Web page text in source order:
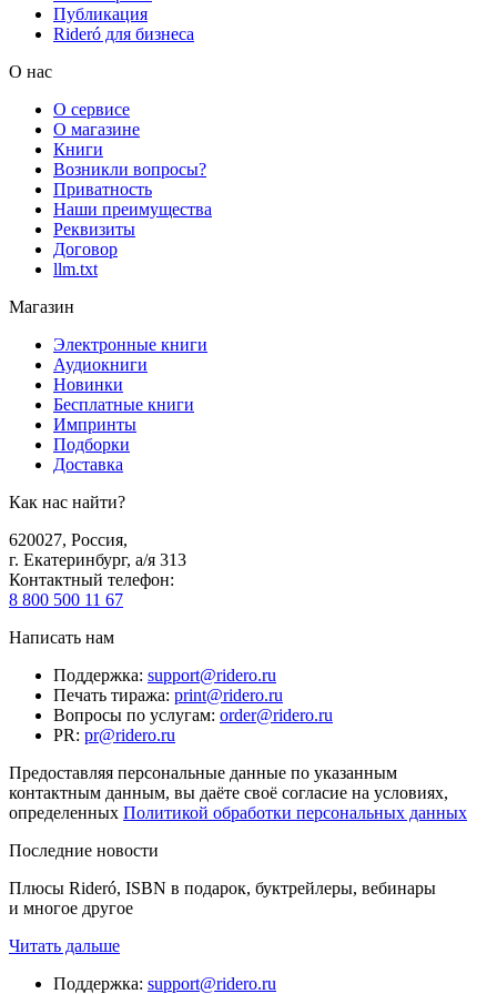
Публикация
Rideró для бизнеса
О нас
О сервисе
О магазине
Книги
Возникли вопросы?
Приватность
Наши преимущества
Реквизиты
Договор
llm.txt
Магазин
Электронные книги
Аудиокниги
Новинки
Бесплатные книги
Импринты
Подборки
Доставка
Как нас найти?
620027, Россия,
г. Екатеринбург, а/я 313
Контактный телефон:
8 800 500 11 67
Написать нам
Поддержка: support@ridero.ru
Печать тиража: print@ridero.ru
Вопросы по услугам: order@ridero.ru
PR: pr@ridero.ru
Предоставляя персональные данные по указанным
контактным данным, вы даёте своё согласие на условиях,
определенных Политикой обработки персональных данных
Последние новости
Плюсы Rideró, ISBN в подарок, буктрейлеры, вебинары
и многое другое
Читать дальше
Поддержка: support@ridero.ru